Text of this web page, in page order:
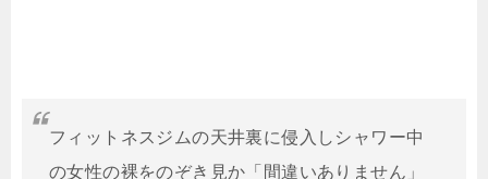
フィットネスジムの天井裏に侵入しシャワー中
の女性の裸をのぞき見か「間違いありません」